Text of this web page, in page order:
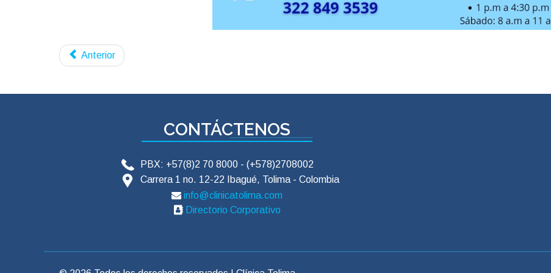
cardiaca, desbalances electrolíticos, hipernatremia, nauseas, vómitos, dolor abdominal,
Recomendación:
Las mujeres siempre deben informar a su Médico o Tecnólogo de Rayos X si
Ingerir un sobre de 600 miligramos de N-Acetil cisteína en vaso con agua 6 horas antes del examen
Anterior
CONTÁCTENOS
PBX: +57(8)2 70 8000 - (+578)2708002
Carrera 1 no. 12-22 Ibagué, Tolima - Colombia
info@clinicatolima.com
Directorio Corporativo